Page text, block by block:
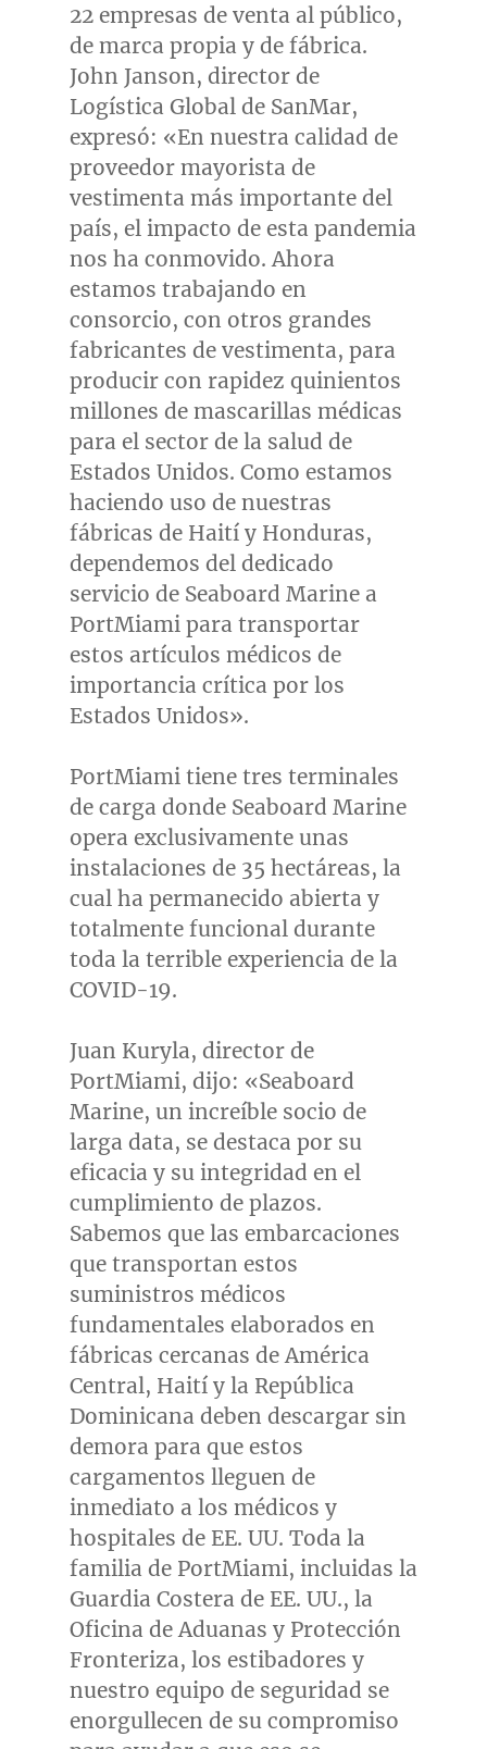
22 empresas de venta al público,
de marca propia y de fábrica.
John Janson, director de
Logística Global de SanMar,
expresó: «En nuestra calidad de
proveedor mayorista de
vestimenta más importante del
país, el impacto de esta pandemia
nos ha conmovido. Ahora
estamos trabajando en
consorcio, con otros grandes
fabricantes de vestimenta, para
producir con rapidez quinientos
millones de mascarillas médicas
para el sector de la salud de
Estados Unidos. Como estamos
haciendo uso de nuestras
fábricas de Haití y Honduras,
dependemos del dedicado
servicio de Seaboard Marine a
PortMiami para transportar
estos artículos médicos de
importancia crítica por los
Estados Unidos».
PortMiami tiene tres terminales
de carga donde Seaboard Marine
opera exclusivamente unas
instalaciones de 35 hectáreas, la
cual ha permanecido abierta y
totalmente funcional durante
toda la terrible experiencia de la
COVID-19.
Juan Kuryla, director de
PortMiami, dijo: «Seaboard
Marine, un increíble socio de
larga data, se destaca por su
eficacia y su integridad en el
cumplimiento de plazos.
Sabemos que las embarcaciones
que transportan estos
suministros médicos
fundamentales elaborados en
fábricas cercanas de América
Central, Haití y la República
Dominicana deben descargar sin
demora para que estos
cargamentos lleguen de
inmediato a los médicos y
hospitales de EE. UU. Toda la
familia de PortMiami, incluidas la
Guardia Costera de EE. UU., la
Oficina de Aduanas y Protección
Fronteriza, los estibadores y
nuestro equipo de seguridad se
enorgullecen de su compromiso